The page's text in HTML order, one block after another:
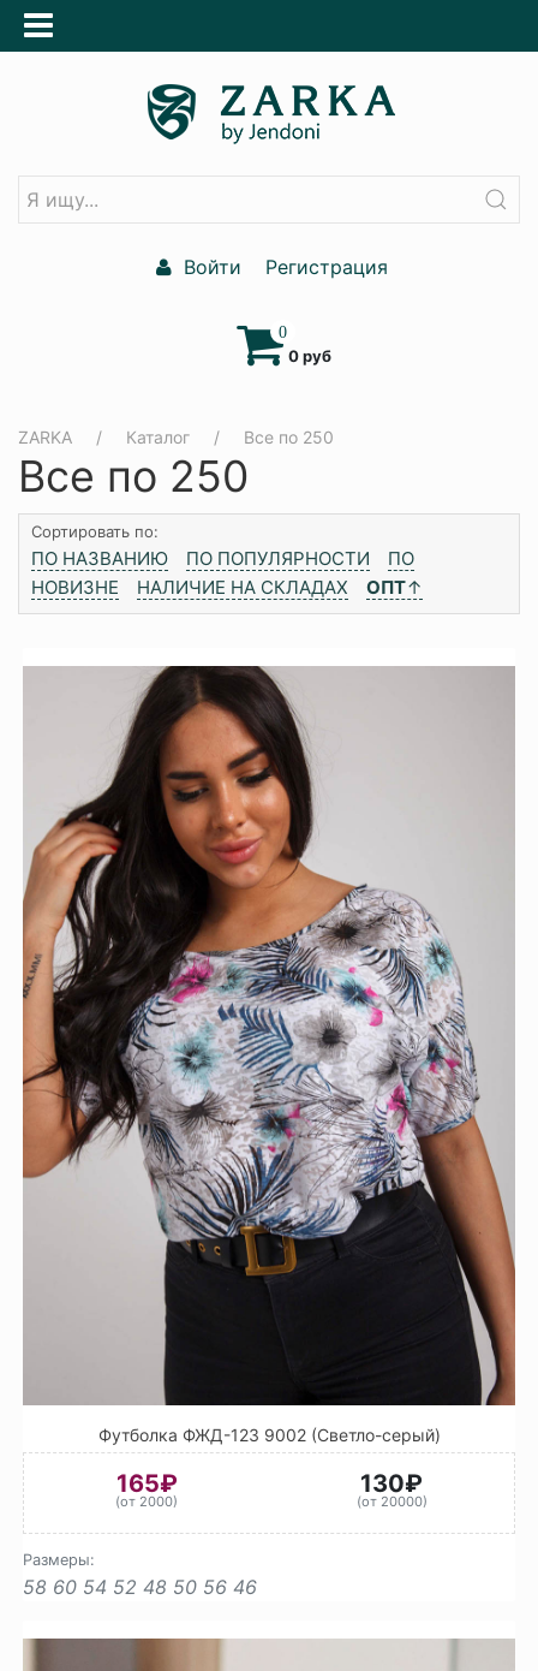
Войти Регистрация
0
0 руб
ZARKA Каталог Все по 250
Все по 250
Сортировать по:
ПО НАЗВАНИЮ ПО ПОПУЛЯРНОСТИ
ПО
НОВИЗНЕ
НАЛИЧИЕ НА СКЛАДАХ ОПТ↑
Футболка ФЖД-123 9002 (Светло-серый)
165₽
(от 2000)
130₽
(от 20000)
Размеры:
58 60 54 52 48 50 56 46